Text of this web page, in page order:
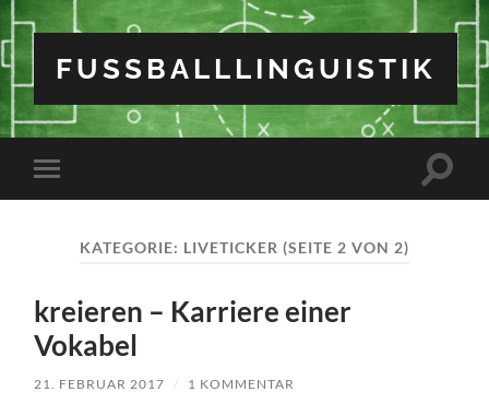
FUSSBALLLINGUISTIK
Mobile-
Menü
KATEGORIE: LIVETICKER (SEITE 2 VON 2)
kreieren – Karriere einer
Vokabel
21. FEBRUAR 2017 / 1 KOMMENTAR